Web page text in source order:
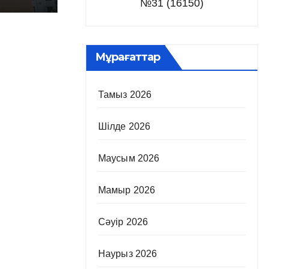
№31 (16150)
Мұрағаттар
Тамыз 2026
Шілде 2026
Маусым 2026
Мамыр 2026
Сәуір 2026
Наурыз 2026